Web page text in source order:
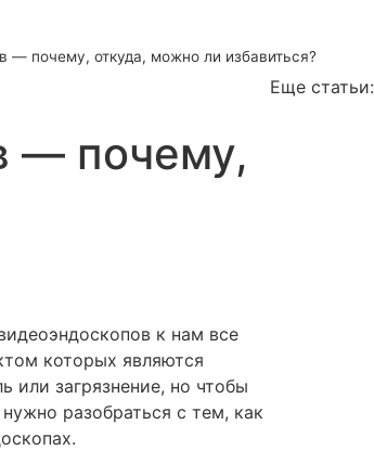
— почему, откуда, можно ли избавиться?
— почему,
к нам все
которых являются
или загрязнение, но чтобы
разобраться с тем, как
Еще статьи: